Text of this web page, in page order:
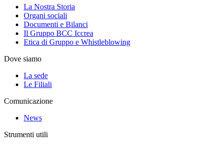
La Nostra Storia
Organi sociali
Documenti e Bilanci
Il Gruppo BCC Iccrea
Etica di Gruppo e Whistleblowing
Dove siamo
La sede
Le Filiali
Comunicazione
News
Strumenti utili